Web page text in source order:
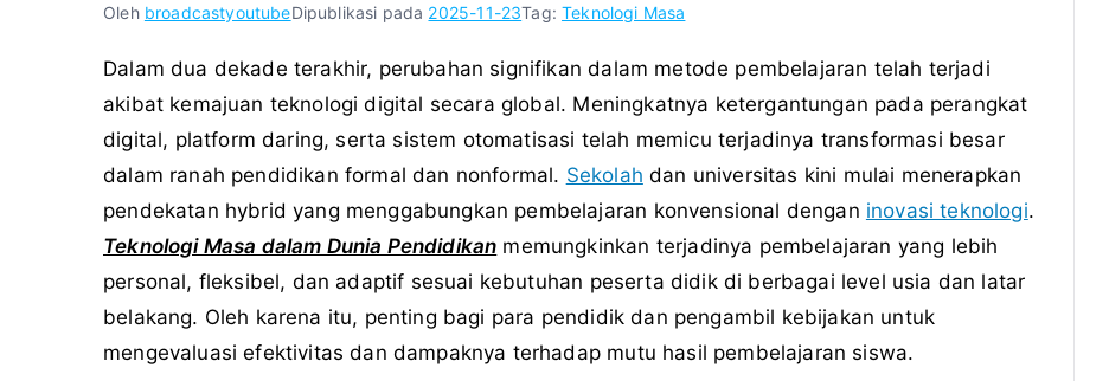
Oleh broadcastyoutubeDipublikasi pada 2025-11-23Tag:Teknologi Masa
Dalam dua dekade terakhir, perubahan signifikan dalam metode pembelajaran telah terjadi
akibat kemajuan teknologi digital secara global. Meningkatnya ketergantungan pada perangkat
digital, platform daring, serta sistem otomatisasi telah memicu terjadinya transformasi besar
dalam ranah pendidikan formal dan nonformal. Sekolah dan universitas kini mulai menerapkan
pendekatan hybrid yang menggabungkan pembelajaran konvensional dengan inovasi teknologi.
Teknologi Masa dalam Dunia Pendidikan memungkinkan terjadinya pembelajaran yang lebih
personal, fleksibel, dan adaptif sesuai kebutuhan peserta didik di berbagai level usia dan latar
belakang. Oleh karena itu, penting bagi para pendidik dan pengambil kebijakan untuk
mengevaluasi efektivitas dan dampaknya terhadap mutu hasil pembelajaran siswa.